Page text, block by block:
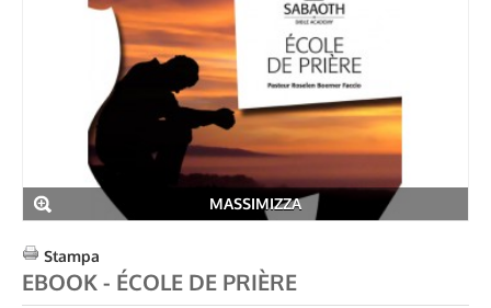
MASSIMIZZA
Stampa
EBOOK - ÉCOLE DE PRIÈRE